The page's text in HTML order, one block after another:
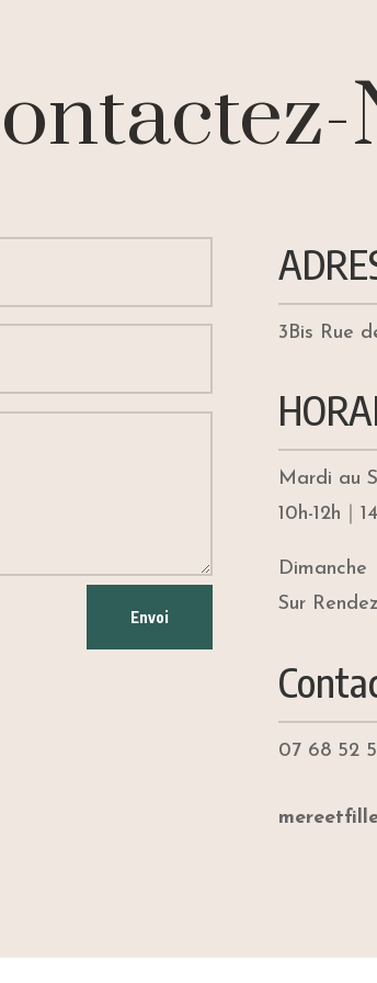
Envoi
3Bis Rue
Mardi au
10h-12h｜
Dimanche
Sur
07 68 52